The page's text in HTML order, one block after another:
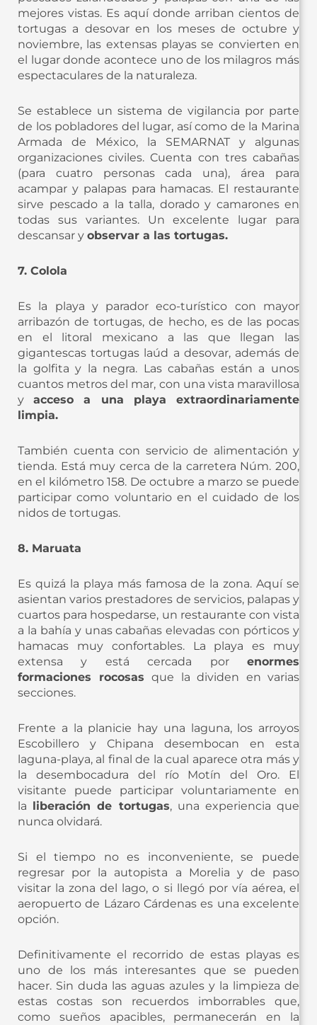
mejores vistas. Es aquí donde arriban cientos de
tortugas a desovar en los meses de octubre y
noviembre, las extensas playas se convierten en
el lugar donde acontece uno de los milagros más
espectaculares de la naturaleza.
Se establece un sistema de vigilancia por parte
de los pobladores del lugar, así como de la Marina
Armada de México, la SEMARNAT y algunas
organizaciones civiles. Cuenta con tres cabañas
(para cuatro personas cada una), área para
acampar y palapas para hamacas. El restaurante
sirve pescado a la talla, dorado y camarones en
todas sus variantes. Un excelente lugar para
descansar y observar a las tortugas.
7. Colola
Es la playa y parador eco-turístico con mayor
arribazón de tortugas, de hecho, es de las pocas
en el litoral mexicano a las que llegan las
gigantescas tortugas laúd a desovar, además de
la golfita y la negra. Las cabañas están a unos
cuantos metros del mar, con una vista maravillosa
yacceso a una playa extraordinariamente
limpia.
También cuenta con servicio de alimentación y
tienda. Está muy cerca de la carretera Núm. 200,
en el kilómetro 158. De octubre a marzo se puede
participar como voluntario en el cuidado de los
nidos de tortugas.
8. Maruata
Es quizá la playa más famosa de la zona. Aquí se
asientan varios prestadores de servicios, palapas y
cuartos para hospedarse, un restaurante con vista
a la bahía y unas cabañas elevadas con pórticos y
hamacas muy confortables. La playa es muy
extensa y está cercada por enormes
formaciones rocosas que la dividen en varias
secciones.
Frente a la planicie hay una laguna, los arroyos
Escobillero y Chipana desembocan en esta
laguna-playa, al final de la cual aparece otra más y
la desembocadura del río Motín del Oro. El
visitante puede participar voluntariamente en
la
liberación de tortugas, una experiencia que
nunca olvidará.
Si el tiempo no es inconveniente, se puede
regresar por la autopista a Morelia y de paso
visitar la zona del lago, o si llegó por vía aérea, el
aeropuerto de Lázaro Cárdenas es una excelente
opción.
Definitivamente el recorrido de estas playas es
uno de los más interesantes que se pueden
hacer. Sin duda las aguas azules y la limpieza de
estas costas son recuerdos imborrables que,
como sueños apacibles, permanecerán en la